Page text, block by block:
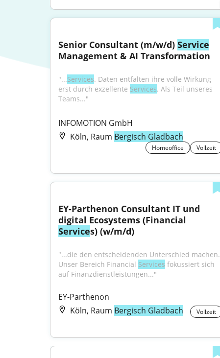
Senior Consultant (m/w/d) Service
Management & AI Transformation
"...Services. Daten entfalten ihre volle Wirkung
erst durch exzellente Services. Als Teil unseres
Teams..."
INFOMOTION GmbH
Köln, Raum Bergisch Gladbach
Homeoffice Vollzeit
EY-Parthenon Consultant IT und
Services) (w/m/d)
"...die den entscheidenden Unterschied machen.
Unser Bereich Financial Services fokussiert sich
auf Finanzdienstleistungen..."
EY-Parthenon
Köln, Raum Bergisch Gladbach Vollzeit